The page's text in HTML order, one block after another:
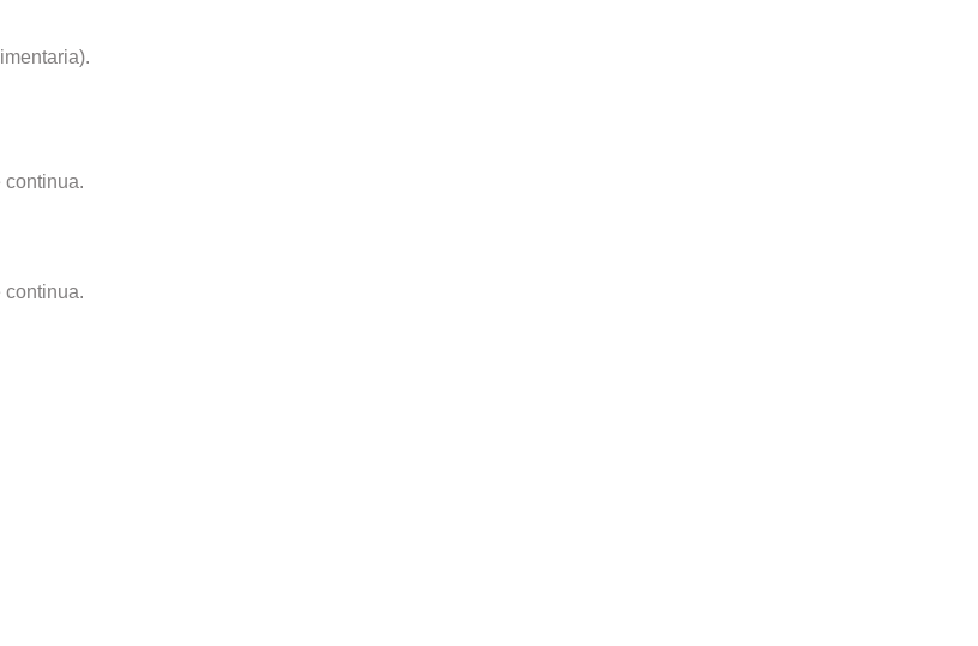
continua.
continua.